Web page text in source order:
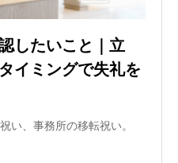
したいこと｜立
イミングで失礼を
い、事務所の移転祝い。